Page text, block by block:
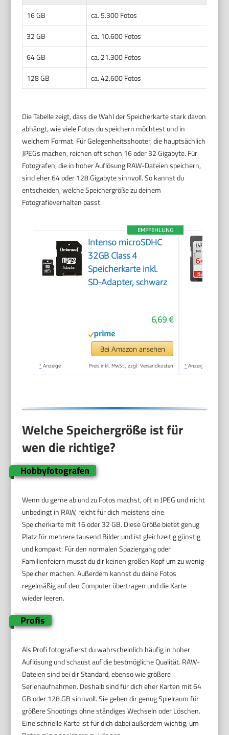
16 GB
ca. 5.300 Fotos
32 GB
ca. 10.600 Fotos
64 GB
ca. 21.300 Fotos
128 GB
ca. 42.600 Fotos
Die Tabelle zeigt, dass die Wahl der Speicherkarte stark davon
abhängt, wie viele Fotos du speichern möchtest und in
welchem Format. Für Gelegenheitsshooter, die hauptsächlich
JPEGs machen, reichen oft schon 16 oder 32 Gigabyte. Für
Fotografen, die in hoher Auflösung RAW-Dateien speichern,
sind eher 64 oder 128 Gigabyte sinnvoll. So kannst du
entscheiden, welche Speichergröße zu deinem
Fotografieverhalten passt.
EMPFEHLUNG
Intenso microSDHC
32GB Class 4
Speicherkarte inkl.
SD-Adapter, schwarz
6,69 €
Bei Amazon ansehen
* Anzeige Preis inkl. MwSt., zzgl. Versandkosten * Anzeige
Welche Speichergröße ist für
wen die richtige?
Hobbyfotografen
Wenn du gerne ab und zu Fotos machst, oft in JPEG und nicht
unbedingt in RAW, reicht für dich meistens eine
Speicherkarte mit 16 oder 32 GB. Diese Größe bietet genug
Platz für mehrere tausend Bilder und ist gleichzeitig günstig
und kompakt. Für den normalen Spaziergang oder
Familienfeiern musst du dir keinen großen Kopf um zu wenig
Speicher machen. Außerdem kannst du deine Fotos
regelmäßig auf den Computer übertragen und die Karte
wieder leeren.
Profis
Als Profi fotografierst du wahrscheinlich häufig in hoher
Auflösung und schaust auf die bestmögliche Qualität. RAW-
Dateien sind bei dir Standard, ebenso wie größere
Serienaufnahmen. Deshalb sind für dich eher Karten mit 64
GB oder 128 GB sinnvoll. Sie geben dir genug Spielraum für
größere Shootings ohne ständiges Wechseln oder Löschen.
Eine schnelle Karte ist für dich dabei außerdem wichtig, um